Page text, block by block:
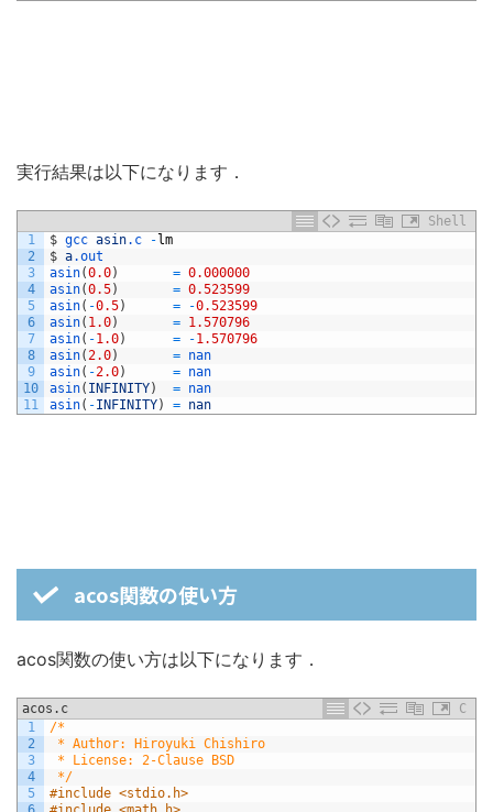
実行結果は以下になります．
Shell
1
2
3
4
5
6
7
8
9
10
11
$ gcc asin.c - lm
$ a.out
asin(0.0) = 0.000000
asin(0.5) = 0.523599
asin( -0.5) = -0.523599
asin( 1.0) = 1.570796
asin( -1.0) = -1.570796
asin(2.0) = nan
asin( -2.0) = nan
asin( INFINITY) = nan
asin( -INFINITY) = nan
acos関数の使い方
acos関数の使い方は以下になります．
acos.c
C
1
2
3
4
5
/*
* Author: Hiroyuki Chishiro
* License: 2-Clause BSD
*/
#include <stdio.h>